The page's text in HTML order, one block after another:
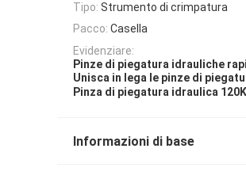
Tipo: Strumento di crimpatura
Pacco: Casella
Evidenziare:
Pinze di piegatura idrauliche
Unisca in lega le pinze di
Pinza di piegatura idraulica
Informazioni di base